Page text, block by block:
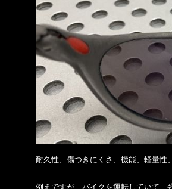
耐久性、傷つきにくさ、機能、軽量性
例えですが、バイクを運転していて、